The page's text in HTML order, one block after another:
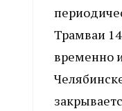
Трамваи
временно